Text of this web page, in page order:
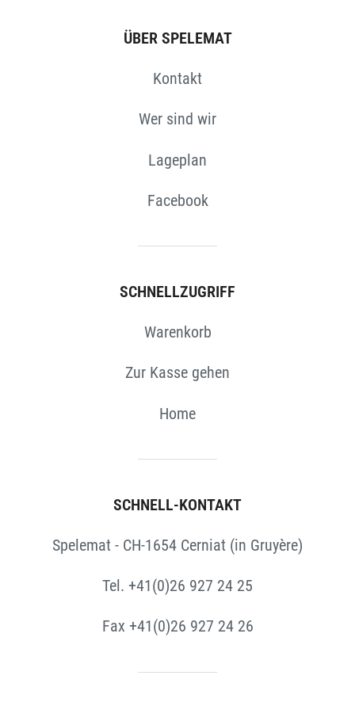
ÜBER SPELEMAT
Kontakt
Wer sind wir
Lageplan
Facebook
SCHNELLZUGRIFF
Warenkorb
Zur Kasse gehen
Home
SCHNELL-KONTAKT
Spelemat - CH-1654 Cerniat (in Gruyère)
Tel. +41(0)26 927 24 25
Fax +41(0)26 927 24 26